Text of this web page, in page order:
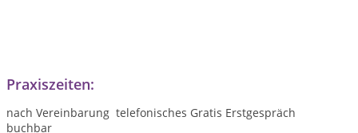
Praxiszeiten:
nach Vereinbarung telefonisches Gratis Erstgespräch
buchbar